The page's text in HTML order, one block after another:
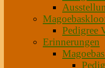
Pedigree
Erinnerungen